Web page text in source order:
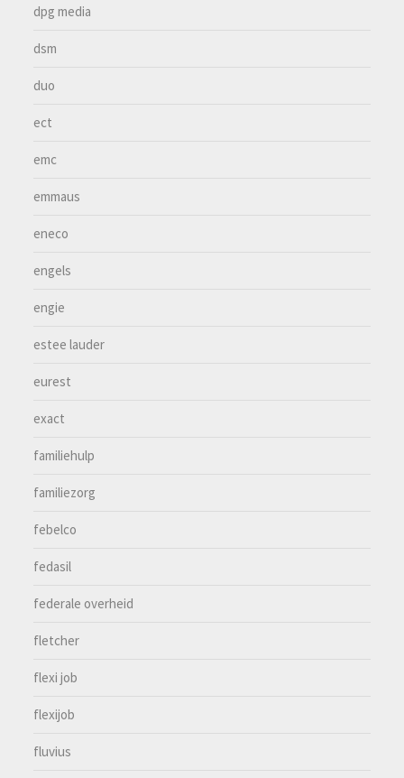
dpg media
dsm
duo
ect
emc
emmaus
eneco
engels
engie
estee lauder
eurest
exact
familiehulp
familiezorg
febelco
fedasil
federale overheid
fletcher
flexi job
flexijob
fluvius